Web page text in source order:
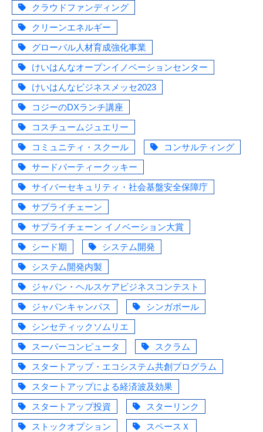
クラウドファンディング
クリーンエネルギー
グローバル人材育成強化事業
けいはんなオープンイノベーションセンター
けいはんなビジネスメッセ2023
コジーのDXランチ講座
コスチュームジュエリー
コミュニティ・スクール
コンサルティング
サードパーティークッキー
サイバーセキュリティ・社会基盤安全保障庁
サプライチェーン
サプライチェーン イノベーション大賞
シード期
システム開発
システム開発内製
ジャパン・ヘルスケアビジネスコンテスト
ジャパンキャンパス
シンガポール
シンセティックソムリエ
スーパーコンピュータ
スクラム
スタートアップ・エコシステム共創プログラム
スタートアップによる経済波及効果
スタートアップ投資
スターリンク
ストックオプション
スペースＸ